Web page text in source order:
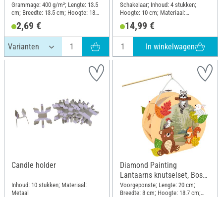
Grammage: 400 g/m²; Lengte: 13.5
cm; Breedte: 13.5 cm; Hoogte: 18
2,69 €
Schakelaar; Inhoud: 4 stukken;
Hoogte: 10 cm; Materiaal:
14,99 €
In winkelwagen
Candle holder
Inhoud: 10 stukken; Materiaal:
Metaal
Diamond Painting
Lantaarns knutselset, Bos
dieren
Voorgeponste; Lengte: 20 cm;
Breedte: 8 cm; Hoogte: 18.7 cm;